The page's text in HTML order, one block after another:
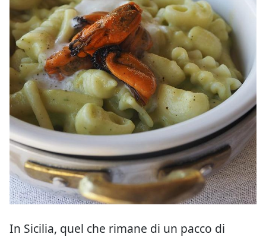
In Sicilia, quel che rimane di un pacco di